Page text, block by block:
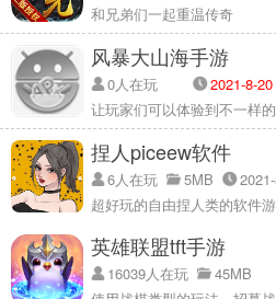
和兄弟们一起重温传奇
风暴大山海手游
0人在玩
2021-8-20
让玩家们可以体验到不一样
捏人piceew软件
6人在玩 5MB
超好玩的自由捏人类的软件游
英雄联盟tft手游
16039人在玩
45MB